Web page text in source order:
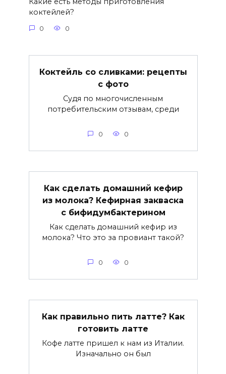
коктейлей?
0 0
Коктейль со сливками: рецепты
с фото
Судя по многочисленным
потребительским отзывам, среди
0 0
Как сделать домашний кефир
из молока? Кефирная закваска
с бифидумбактерином
Как сделать домашний кефир из
молока? Что это за провиант такой?
0 0
Как правильно пить латте? Как
готовить латте
Кофе латте пришел к нам из Италии.
Изначально он был